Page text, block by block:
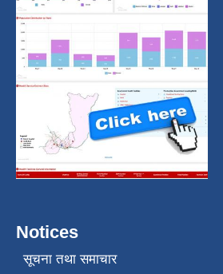
Notices
सूचना तथा समाचार